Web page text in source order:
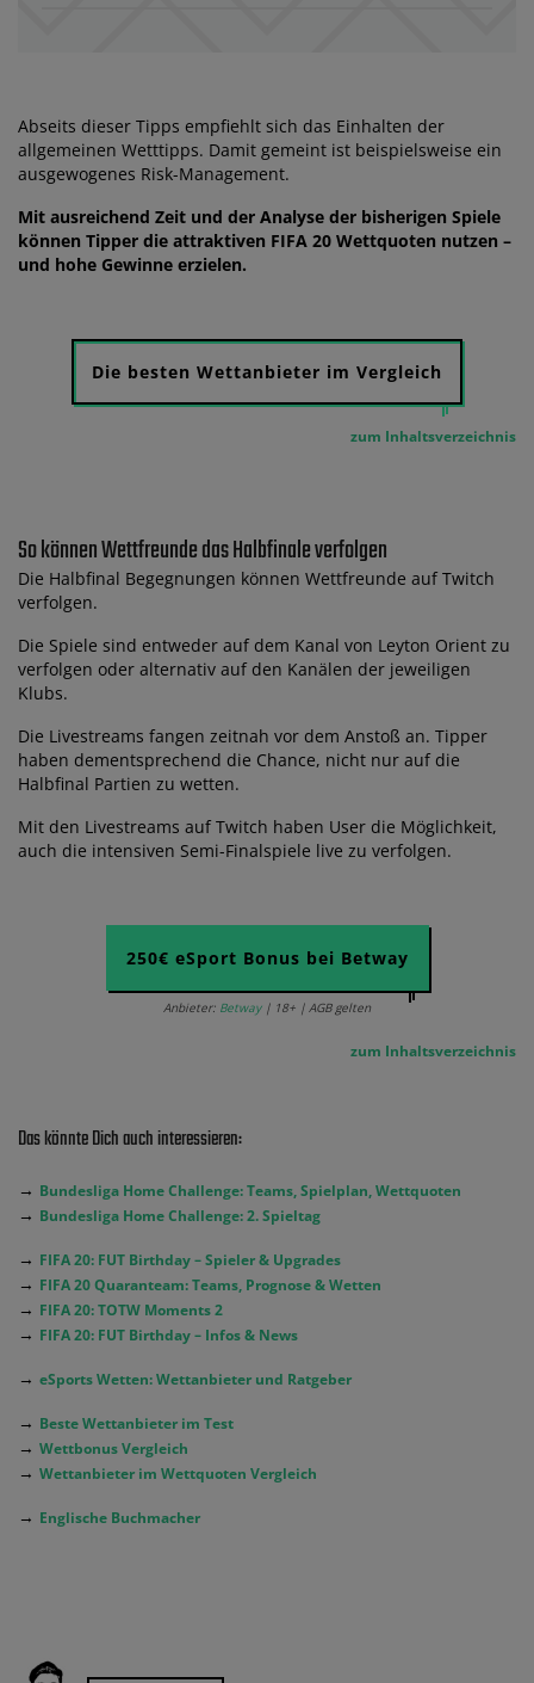
Abseits dieser Tipps empfiehlt sich das Einhalten der
allgemeinen Wetttipps. Damit gemeint ist beispielsweise ein
ausgewogenes Risk-Management.
Mit ausreichend Zeit und der Analyse der bisherigen Spiele
können Tipper die attraktiven FIFA 20 Wettquoten nutzen –
und hohe Gewinne erzielen.
Die besten Wettanbieter im Vergleich
zum Inhaltsverzeichnis
So können Wettfreunde das Halbfinale verfolgen
Die Halbfinal Begegnungen können Wettfreunde auf Twitch
verfolgen.
Die Spiele sind entweder auf dem Kanal von Leyton Orient zu
verfolgen oder alternativ auf den Kanälen der jeweiligen
Klubs.
Die Livestreams fangen zeitnah vor dem Anstoß an. Tipper
haben dementsprechend die Chance, nicht nur auf die
Halbfinal Partien zu wetten.
Mit den Livestreams auf Twitch haben User die Möglichkeit,
auch die intensiven Semi-Finalspiele live zu verfolgen.
250€ eSport Bonus bei Betway
Anbieter: Betway| 18+ | AGB gelten
zum Inhaltsverzeichnis
Das könnte Dich auch interessieren:
→ Bundesliga Home Challenge: Teams, Spielplan, Wettquoten
→ Bundesliga Home Challenge: 2. Spieltag
→ FIFA 20: FUT Birthday – Spieler & Upgrades
→ FIFA 20 Quaranteam: Teams, Prognose & Wetten
→ FIFA 20: TOTW Moments 2
→ FIFA 20: FUT Birthday – Infos & News
→ eSports Wetten: Wettanbieter und Ratgeber
→ Beste Wettanbieter im Test
→ Wettbonus Vergleich
→ Wettanbieter im Wettquoten Vergleich
→ Englische Buchmacher